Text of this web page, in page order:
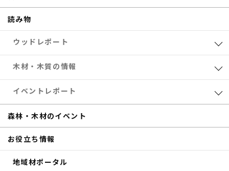
読み物
ウッドレポート
業界レポート
eTREEコラム
サステナブル
木材・木質の情報
森林・木材のお得情報
木材加工
補助金
商品紹介
イベントレポート
共催セミナー
eTREE TALK
森の未来会議
森林・木材のイベント
お役立ち情報
地域材ポータル